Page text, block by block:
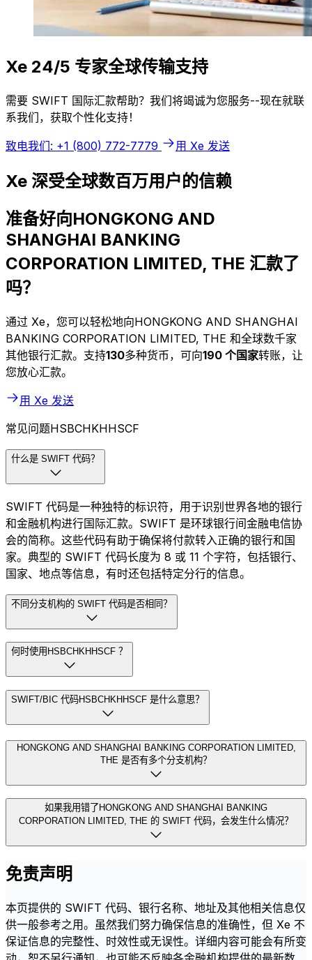
Xe 24/5 专家全球传输支持
需要 SWIFT 国际汇款帮助？我们将竭诚为您服务--现在就联
系我们，获取个性化支持！
致电我们: +1 (800) 772-7779 用 Xe 发送
Xe 深受全球数百万用户的信赖
准备好向HONGKONG AND
SHANGHAI BANKING
CORPORATION LIMITED, THE 汇款了
吗？
通过 Xe，您可以轻松地向HONGKONG AND SHANGHAI
BANKING CORPORATION LIMITED, THE 和全球数千家
其他银行汇款。支持130多种货币，可向190 个国家转账，让
您放心汇款。
用 Xe 发送
常见问题HSBCHKHHSCF
什么是 SWIFT 代码？
SWIFT 代码是一种独特的标识符，用于识别世界各地的银行
和金融机构进行国际汇款。SWIFT 是环球银行间金融电信协
会的简称。这些代码有助于确保将付款转入正确的银行和国
家。典型的 SWIFT 代码长度为 8 或 11 个字符，包括银行、
国家、地点等信息，有时还包括特定分行的信息。
不同分支机构的 SWIFT 代码是否相同？
何时使用HSBCHKHHSCF ？
SWIFT/BIC 代码HSBCHKHHSCF 是什么意思？
HONGKONG AND SHANGHAI BANKING CORPORATION LIMITED,
THE 是否有多个分支机构？
如果我用错了HONGKONG AND SHANGHAI BANKING
CORPORATION LIMITED, THE 的 SWIFT 代码，会发生什么情况？
免责声明
本页提供的 SWIFT 代码、银行名称、地址及其他相关信息仅
供一般参考之用。虽然我们努力确保信息的准确性，但 Xe 不
保证信息的完整性、时效性或无误性。详细内容可能会有所变